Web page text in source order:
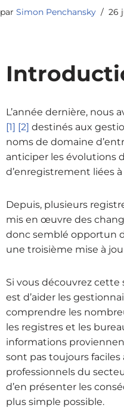
par Simon Penchansky 26
L’année dernière, nous
[1] [2] destinés aux
noms de domaine
anticiper les évolutions
d’enregistrement liées
Depuis, plusieurs
mis en œuvre des
donc semblé opportun
une troisième mise à
Si vous découvrez cette
est d’aider les
comprendre les
les registres et les
informations
sont pas toujours
professionnels du
d’en présenter les
plus simple possible.